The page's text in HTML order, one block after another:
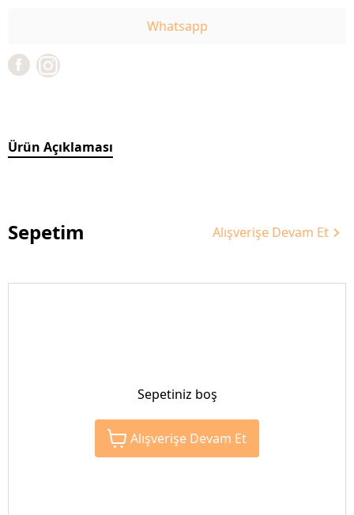
Whatsapp
Ürün Açıklaması
Sepetim Alışverişe Devam Et
Sepetiniz boş
Alışverişe Devam Et